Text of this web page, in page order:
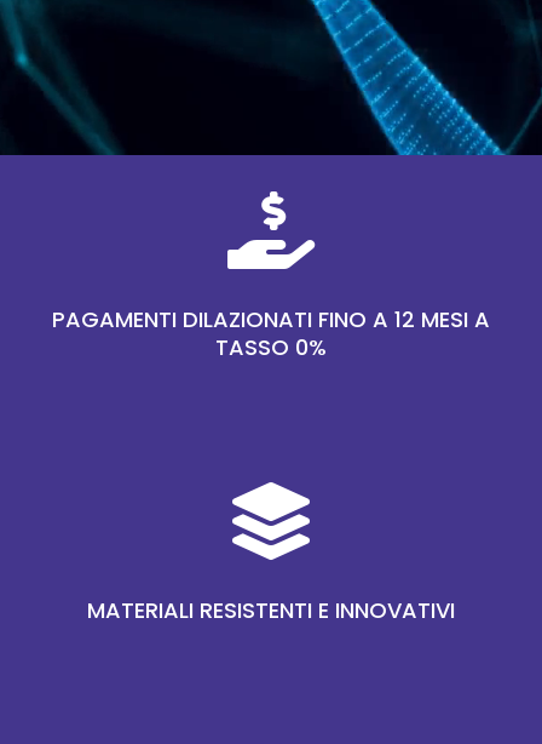

PAGAMENTI DILAZIONATI FINO A 12 MESI A
TASSO 0%

MATERIALI RESISTENTI E INNOVATIVI